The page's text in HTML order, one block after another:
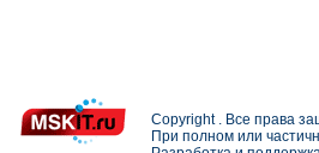
Copyright . Все права
При полном или